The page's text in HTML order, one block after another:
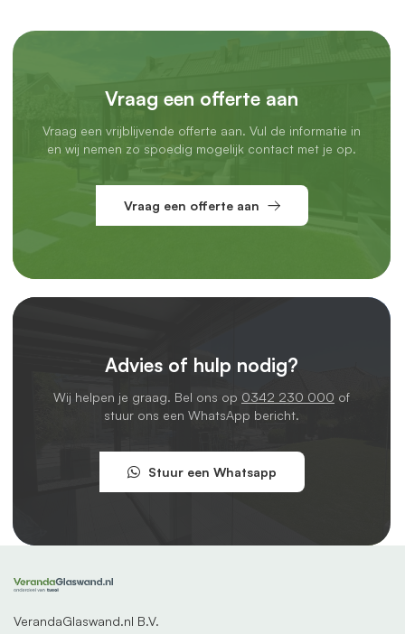
Vraag een offerte aan
Vraag een vrijblijvende offerte aan. Vul de informatie in
en wij nemen zo spoedig mogelijk contact met je op.
Vraag een offerte aan
Advies of hulp nodig?
Wij helpen je graag. Bel ons op 0342 230 000 of
stuur ons een WhatsApp bericht.
Stuur een Whatsapp
VerandaGlaswand.nl B.V.